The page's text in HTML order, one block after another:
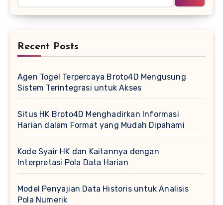
Recent Posts
Agen Togel Terpercaya Broto4D Mengusung
Sistem Terintegrasi untuk Akses
Situs HK Broto4D Menghadirkan Informasi
Harian dalam Format yang Mudah Dipahami
Kode Syair HK dan Kaitannya dengan
Interpretasi Pola Data Harian
Model Penyajian Data Historis untuk Analisis
Pola Numerik